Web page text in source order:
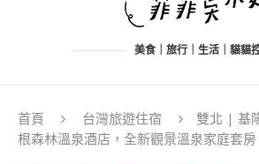
美食｜旅行｜生活｜貓貓
首頁 台灣旅遊住宿 雙北 | 基
根森林溫泉酒店，全新觀景溫泉家庭套房